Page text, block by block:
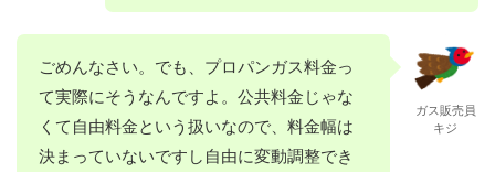
ごめんなさい。でも、プロパンガス料金っ
て実際にそうなんですよ。公共料金じゃな
くて自由料金という扱いなので、料金幅は
決まっていないですし自由に変動調整でき
ガス販売員
キジ